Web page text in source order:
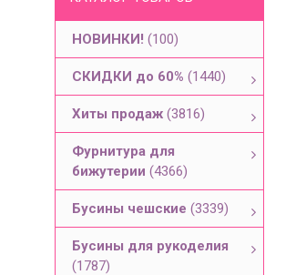
НОВИНКИ! (100)
СКИДКИ до 60% (1440)
Хиты продаж (3816)
Фурнитура для
бижутерии (4366)
Бусины чешские (3339)
Бусины для рукоделия
(1787)